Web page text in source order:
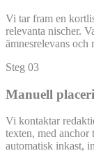
Vi tar fram en
relevanta nischer.
ämnesrelevans
Steg 03
Manuell
Vi kontaktar
texten, med anchor
automatisk inkast,